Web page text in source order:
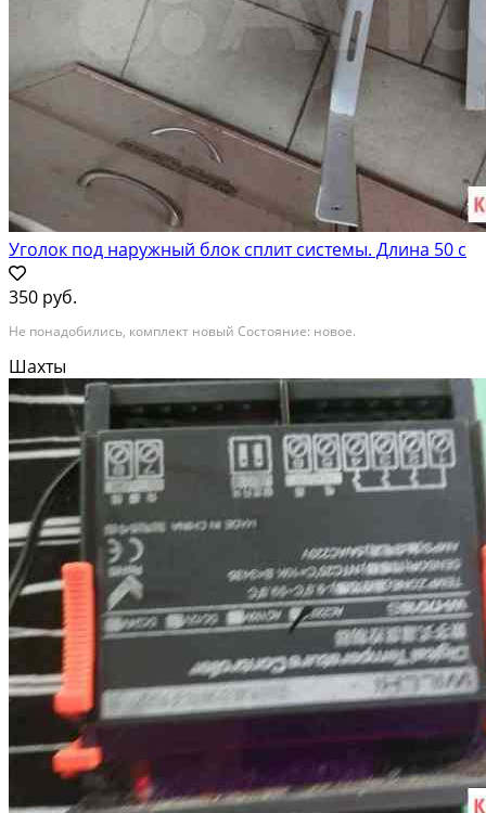
Уголок под наружный блок сплит системы. Длина 50 с
350 руб.
Не понадобились, комплект новый Состояние: новое.
Шахты